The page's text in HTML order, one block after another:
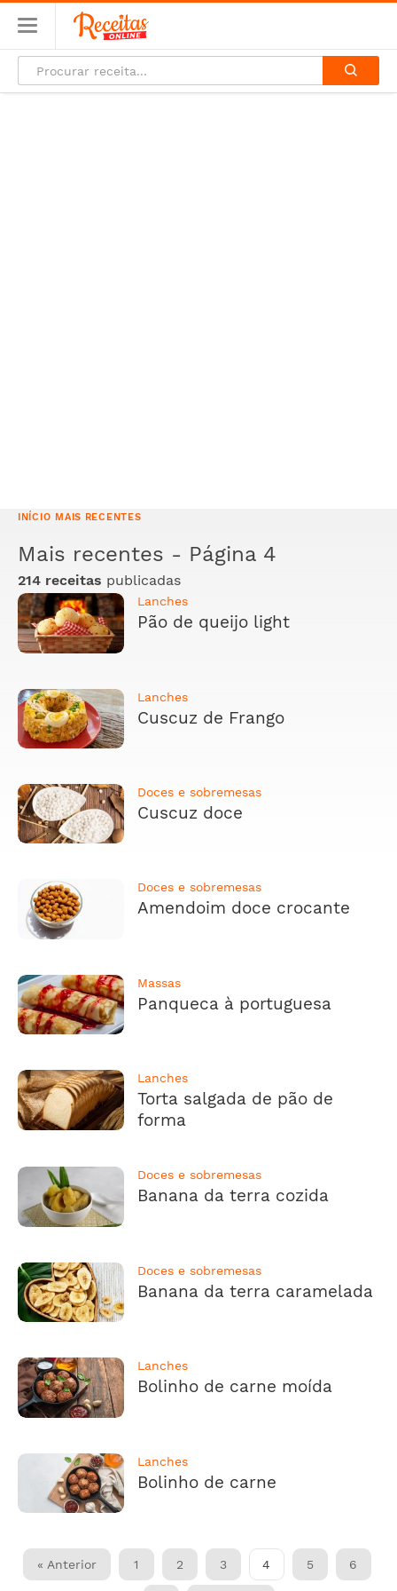
INÍCIO MAIS RECENTES
Mais recentes - Página 4
214 receitas publicadas
Lanches
Pão de queijo light
Lanches
Cuscuz de Frango
Doces e sobremesas
Cuscuz doce
Doces e sobremesas
Amendoim doce crocante
Massas
Panqueca à portuguesa
Lanches
Torta salgada de pão de
forma
Doces e sobremesas
Banana da terra cozida
Doces e sobremesas
Banana da terra caramelada
Lanches
Bolinho de carne moída
Lanches
Bolinho de carne
Paginação
« Anterior 1 2 3 4 5 6